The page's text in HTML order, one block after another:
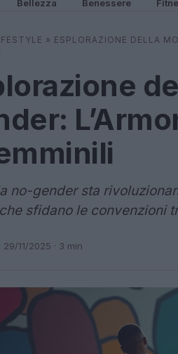
Bellezza Benessere
» ESPLORAZIONE DELLA
no-gender sta
sfidano le convenzioni
29/11/2025 · 3 min